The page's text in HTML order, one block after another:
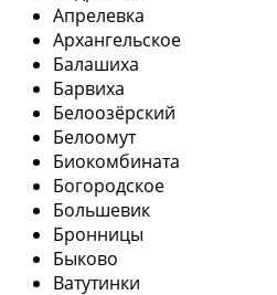
Апрелевка
Архангельское
Балашиха
Барвиха
Белоозёрский
Белоомут
Биокомбината
Богородское
Большевик
Бронницы
Быково
Ватутинки